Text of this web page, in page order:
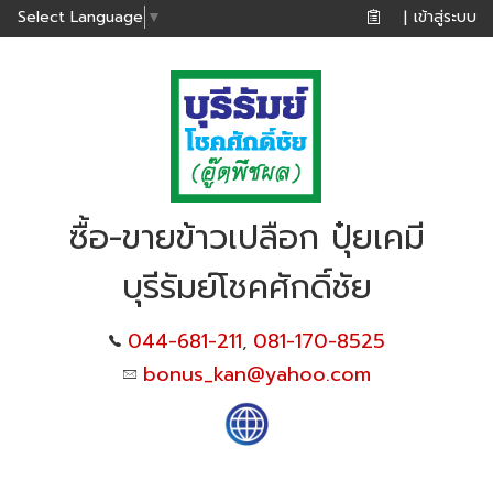
Select Language ▼ | เข้าสู่ระบบ
ซื้อ-ขายข้าวเปลือก ปุ๋ยเคมี
บุรีรัมย์โชคศักดิ์ชัย
044-681-211, 081-170-8525
bonus_kan@yahoo.com